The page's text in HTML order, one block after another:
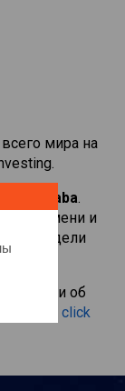
мира на
на
Alibaba.
времени и
вы владели
об
click